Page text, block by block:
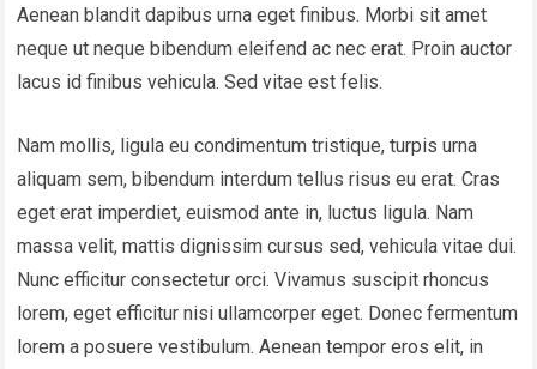
Aenean blandit dapibus urna eget finibus. Morbi sit amet
neque ut neque bibendum eleifend ac nec erat. Proin auctor
lacus id finibus vehicula. Sed vitae est felis.
Nam mollis, ligula eu condimentum tristique, turpis urna
aliquam sem, bibendum interdum tellus risus eu erat. Cras
eget erat imperdiet, euismod ante in, luctus ligula. Nam
massa velit, mattis dignissim cursus sed, vehicula vitae dui.
Nunc efficitur consectetur orci. Vivamus suscipit rhoncus
lorem, eget efficitur nisi ullamcorper eget. Donec fermentum
lorem a posuere vestibulum. Aenean tempor eros elit, in